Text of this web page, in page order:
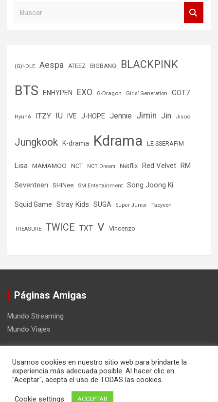
(G)I-DLE Aespa ATEEZ BIGBANG BLACKPINK
BTS ENHYPEN EXO G-Dragon Girls’ Generation GOT7
HyunA ITZY IU IVE J-HOPE Jennie Jimin Jin Jisoo
Jungkook K-drama Kdrama LE SSERAFIM
Lisa MAMAMOO NCT NCT Dream Netflix Red Velvet RM
Seventeen SHINee SM Entertainment Song Joong Ki
Squid Game Stray Kids SUGA Super Junior Taeyeon
TREASURE TWICE TXT V Vincenzo
Páginas Amigas
Mundo Streaming
Mundo Viajes
Mundo Kpop
Usamos cookies en nuestro sitio web para brindarte la
experiencia más adecuada posible. Al hacer clic en
"Aceptar", acepta el uso de TODAS las cookies.
Cookie settings ACCEPTAR